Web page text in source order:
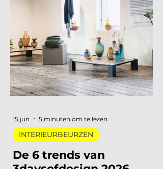
augustus draait de
beurzencarrousel weer op volle
toeren, met een Nederlandse en
Belgische agenda die piekt in
september en november, en een
internationale kalender die loopt
van Helsinki tot Miami. Hieronder
vind je alle relevante
en kunstbeurzen van augustus tot
en met december 2026, op datum
gezet. Handig om vast in je
agenda te blokken. Welke
interieurbeurzen, designbeurzen